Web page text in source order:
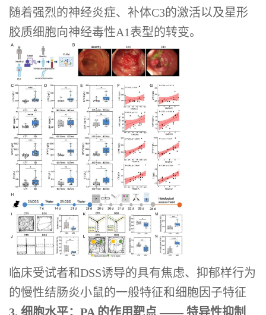
随着强烈的神经炎症、补体C3的激活以及星形
胶质细胞向神经毒性A1表型的转变。
临床受试者和DSS诱导的具有焦虑、抑郁样行为
的慢性结肠炎小鼠的一般特征和细胞因子特征
3. 细胞水平：PA 的作用靶点 —— 特异性抑制